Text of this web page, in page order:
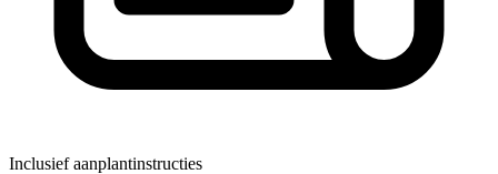
Inclusief aanplantinstructies